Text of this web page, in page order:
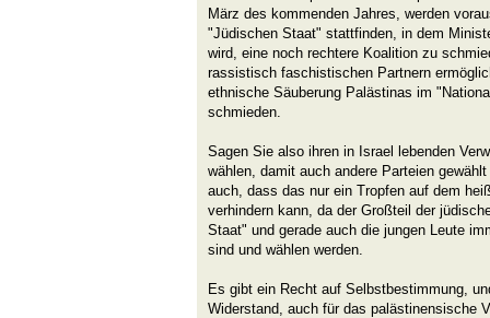
März des kommenden Jahres, werden
"Jüdischen Staat" stattfinden, in dem
wird, eine noch rechtere Koalition zu
rassistisch faschistischen Partnern
ethnische Säuberung Palästinas im
schmieden.
Sagen Sie also ihren in Israel lebenden
wählen, damit auch andere Parteien
auch, dass das nur ein Tropfen auf dem
verhindern kann, da der Großteil der
Staat" und gerade auch die jungen Leute
sind und wählen werden.
Es gibt ein Recht auf Selbstbestimmung,
Widerstand, auch für das palästinensische